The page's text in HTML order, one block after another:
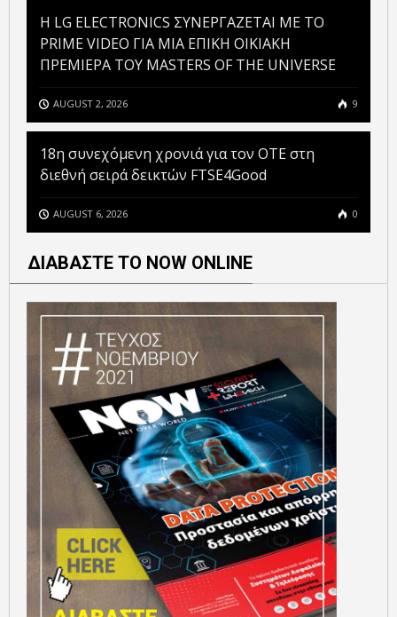
H LG ELECTRONICS ΣΥΝΕΡΓΑΖΕΤΑΙ ΜΕ ΤΟ
PRIME VIDEO ΓΙΑ ΜΙΑ ΕΠΙΚΗ ΟΙΚΙΑΚΗ
ΠΡΕΜΙΕΡΑ ΤΟΥ MASTERS OF THE UNIVERSE
AUGUST 2, 2026 9
18η συνεχόμενη χρονιά για τον ΟΤΕ στη
διεθνή σειρά δεικτών FTSE4Good
AUGUST 6, 2026 0
ΔΙΑΒΑΣΤΕ ΤΟ NOW ONLINE